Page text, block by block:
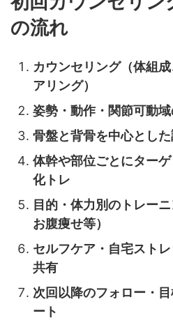
の流れ
カウンセリング（体組
アリング）
姿勢・動作・関節可動
骨盤と背骨を中心とし
体幹や部位ごとにター
化トレ
目的・体力別のトレー
お腹痩せ等）
セルフケア・自宅スト
共有
次回以降のフォロー・
ート